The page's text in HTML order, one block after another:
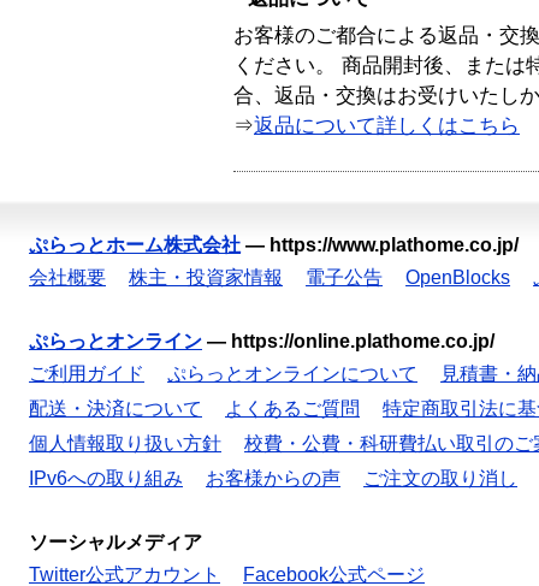
お客様のご都合による返品・交
ください。 商品開封後、または
合、返品・交換はお受けいたし
⇒返品について詳しくはこちら
ぷらっとホーム株式会社 — https://www.plathome.co.jp/
会社概要
株主・投資家情報 電子公告 OpenBlocks
ぷらっとオンライン — https://online.plathome.co.jp/
ご利用ガイド
ぷらっとオンラインについて
見積書・
配送・決済について
よくあるご質問
特定商取引法に
個人情報取り扱い方針
校費・公費・科研費払い取引のご
IPv6への取り組み
お客様からの声 ご注文の取り消し
ソーシャルメディア
Twitter公式アカウント
Facebook公式ページ